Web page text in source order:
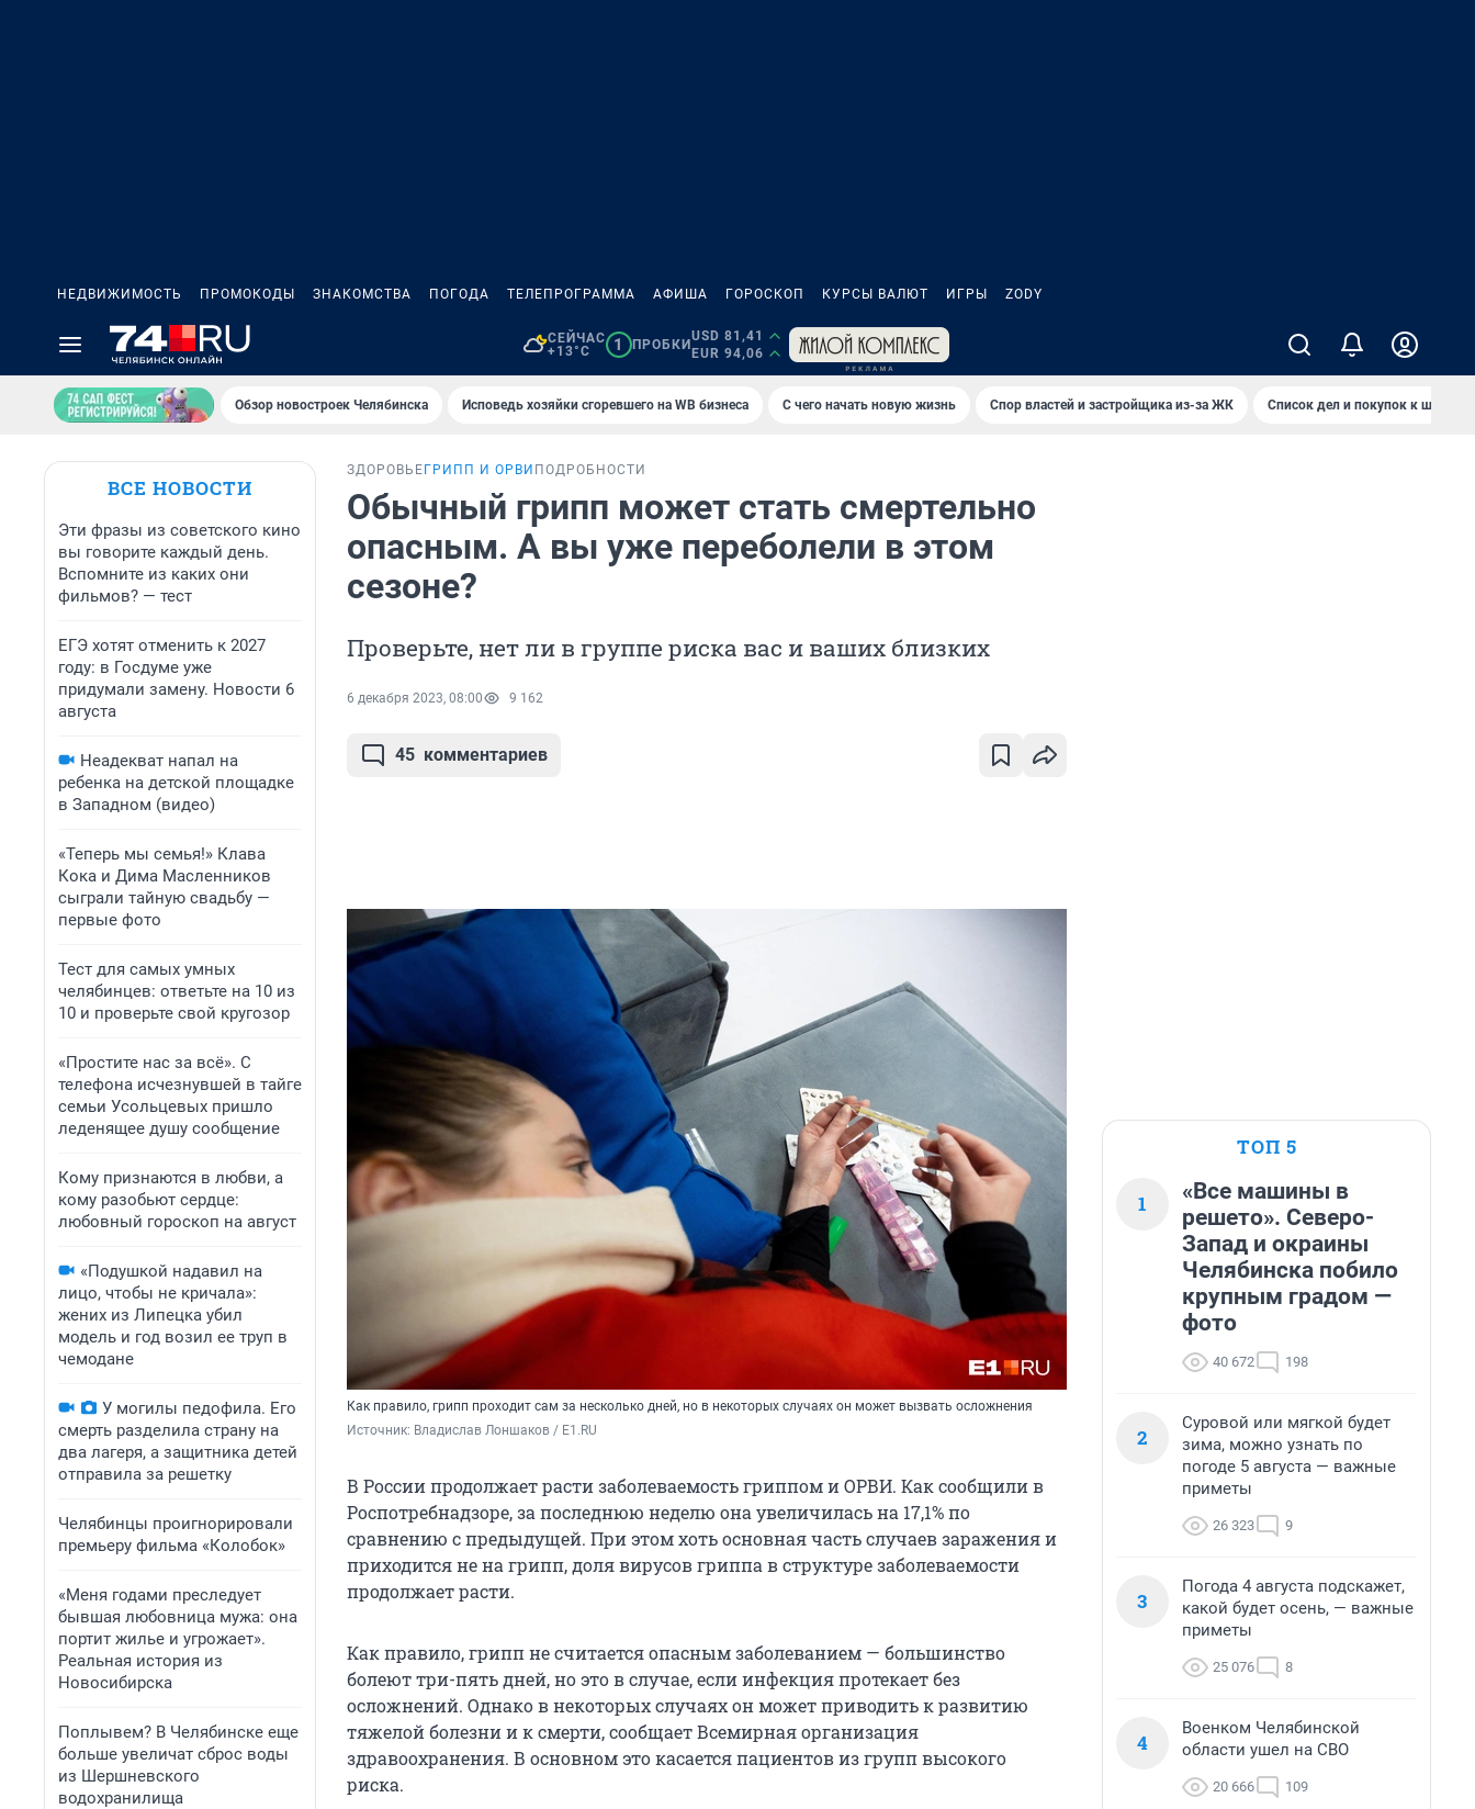
НЕДВИЖИМОСТЬ ПРОМОКОДЫ ЗНАКОМСТВА ПОГОДА ТЕЛЕПРОГРАММА АФИША ГОРОСКОП КУРСЫ ВАЛЮТ ИГРЫ ZODY
СЕЙЧАС
+13°C
1 ПРОБКИ
USD 81,41
EUR 94,06
Обзор новостроек Челябинска Исповедь хозяйки сгоревшего на WB бизнеса С чего начать новую жизнь Спор властей и застройщика из-за ЖК Список дел и покупок к школе
ВСЕ НОВОСТИ
Эти фразы из советского кино
вы говорите каждый день.
Вспомните из каких они
фильмов? — тест
ЕГЭ хотят отменить к 2027
году: в Госдуме уже
придумали замену. Новости 6
августа
Неадекват напал на
ребенка на детской площадке
в Западном (видео)
«Теперь мы семья!» Клава
Кока и Дима Масленников
сыграли тайную свадьбу —
первые фото
Тест для самых умных
челябинцев: ответьте на 10 из
10 и проверьте свой кругозор
«Простите нас за всё». С
телефона исчезнувшей в тайге
семьи Усольцевых пришло
леденящее душу сообщение
Кому признаются в любви, а
кому разобьют сердце:
любовный гороскоп на август
«Подушкой надавил на
лицо, чтобы не кричала»:
жених из Липецка убил
модель и год возил ее труп в
чемодане
У могилы педофила. Его
смерть разделила страну на
два лагеря, а защитника детей
отправила за решетку
Челябинцы проигнорировали
премьеру фильма «Колобок»
«Меня годами преследует
бывшая любовница мужа: она
портит жилье и угрожает».
Реальная история из
Новосибирска
Поплывем? В Челябинске еще
больше увеличат сброс воды
из Шершневского
водохранилища
ЗДОРОВЬЕ ГРИПП И ОРВИ ПОДРОБНОСТИ
Обычный грипп может стать смертельно
опасным. А вы уже переболели в этом
сезоне?
Проверьте, нет ли в группе риска вас и ваших близких
6 декабря 2023, 08:00 9 162
45 комментариев
Как правило, грипп проходит сам за несколько дней, но в некоторых случаях он может вызвать осложнения
Источник: Владислав Лоншаков / E1.RU
В России продолжает расти заболеваемость гриппом и ОРВИ. Как сообщили в
Роспотребнадзоре, за последнюю неделю она увеличилась на 17,1% по
сравнению с предыдущей. При этом хоть основная часть случаев заражения и
приходится не на грипп, доля вирусов гриппа в структуре заболеваемости
продолжает расти.
Как правило, грипп не считается опасным заболеванием — большинство
болеют три-пять дней, но это в случае, если инфекция протекает без
осложнений. Однако в некоторых случаях он может приводить к развитию
тяжелой болезни и к смерти, сообщает Всемирная организация
здравоохранения. В основном это касается пациентов из групп высокого
риска.
ТОП 5
1
«Все машины в
решето». Северо-
Запад и окраины
Челябинска побило
крупным градом —
фото
40 672 198
2
Суровой или мягкой будет
зима, можно узнать по
погоде 5 августа — важные
приметы
26 323 9
3
Погода 4 августа подскажет,
какой будет осень, — важные
приметы
25 076 8
4
Военком Челябинской
области ушел на СВО
20 666 109